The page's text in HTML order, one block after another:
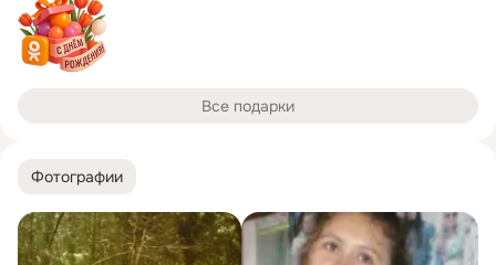
Фотографии
Все подарки